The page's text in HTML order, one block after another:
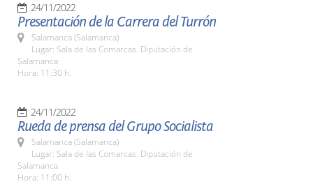
24/11/2022
Presentación de la Carrera del Turrón
Salamanca (Salamanca)
Lugar: Sala de las Comarcas. Diputación de
Salamanca
Hora: 11:30 h.
24/11/2022
Rueda de prensa del Grupo Socialista
Salamanca (Salamanca)
Lugar: Sala de las Comarcas. Diputación de
Salamanca
Hora: 11:00 h.